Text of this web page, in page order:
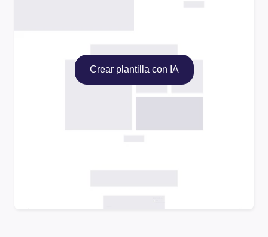
Crear plantilla con IA